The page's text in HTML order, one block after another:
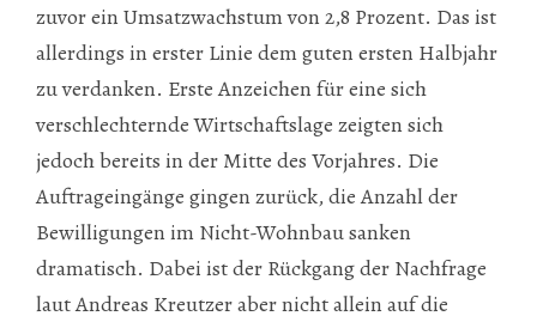
zuvor ein Umsatzwachstum von 2,8 Prozent. Das ist
allerdings in erster Linie dem guten ersten Halbjahr
zu verdanken. Erste Anzeichen für eine sich
verschlechternde Wirtschaftslage zeigten sich
jedoch bereits in der Mitte des Vorjahres. Die
Auftrageingänge gingen zurück, die Anzahl der
Bewilligungen im Nicht-Wohnbau sanken
dramatisch. Dabei ist der Rückgang der Nachfrage
laut Andreas Kreutzer aber nicht allein auf die